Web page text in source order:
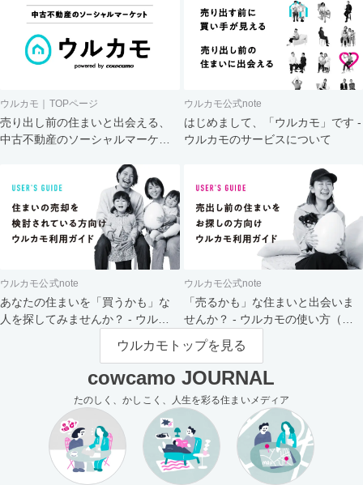
ウルカモ｜TOPページ
売り出し前の住まいと出会える、
中古不動産のソーシャルマーケッ
ウルカモ公式note
はじめまして、「ウルカモ」です -
ウルカモのサービスについて
ウルカモ公式note
あなたの住まいを「買うかも」な
人を探してみませんか？ - ウルカ
ウルカモ公式note
「売るかも」な住まいと出会いま
せんか？ - ウルカモの使い方（買
主さま向け）
ウルカモトップを見る
cowcamo JOURNAL
たのしく、かしこく、人生を彩る住まいメディア